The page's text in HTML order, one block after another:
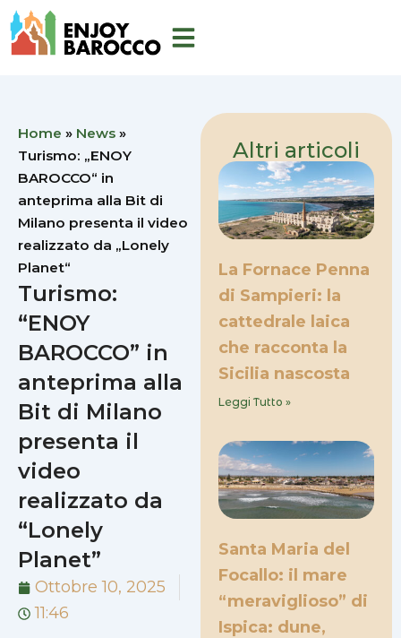
Vai
al
Home » News »
Turismo: „ENOY
BAROCCO“ in
anteprima alla Bit di
Milano presenta il video
realizzato da „Lonely
Planet“
Turismo:
“ENOY
BAROCCO” in
anteprima alla
Bit di Milano
presenta il
video
realizzato da
“Lonely
Planet”
Ottobre 10, 2025
11:46
Altri articoli
La Fornace Penna
di Sampieri: la
cattedrale laica
che racconta la
Sicilia nascosta
Leggi Tutto »
Santa Maria del
Focallo: il mare
“meraviglioso” di
Ispica: dune,